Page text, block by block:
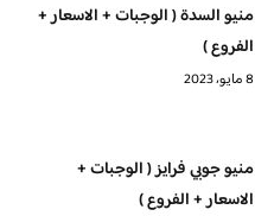
منيو السدة ( الوجبات + الاسعار +
الفروع )
8 مايو، 2023
منيو جوبي فرايز ( الوجبات +
الاسعار + الفروع )